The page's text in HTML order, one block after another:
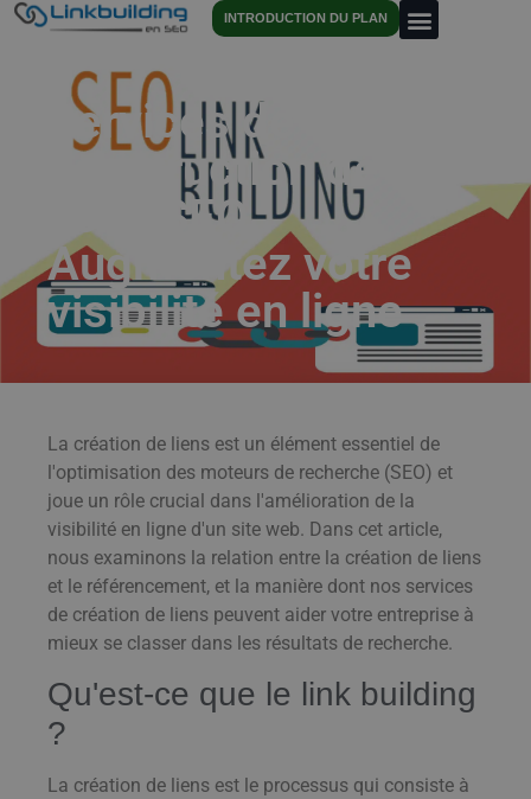
INTRODUCTION DU PLAN
Services de
construction de
liens SEO :
Augmentez votre
visibilité en ligne
La création de liens est un élément essentiel de
l'optimisation des moteurs de recherche (SEO) et
joue un rôle crucial dans l'amélioration de la
visibilité en ligne d'un site web. Dans cet article,
nous examinons la relation entre la création de liens
et le référencement, et la manière dont nos services
de création de liens peuvent aider votre entreprise à
mieux se classer dans les résultats de recherche.
Qu'est-ce que le link building
?
La création de liens est le processus qui consiste à